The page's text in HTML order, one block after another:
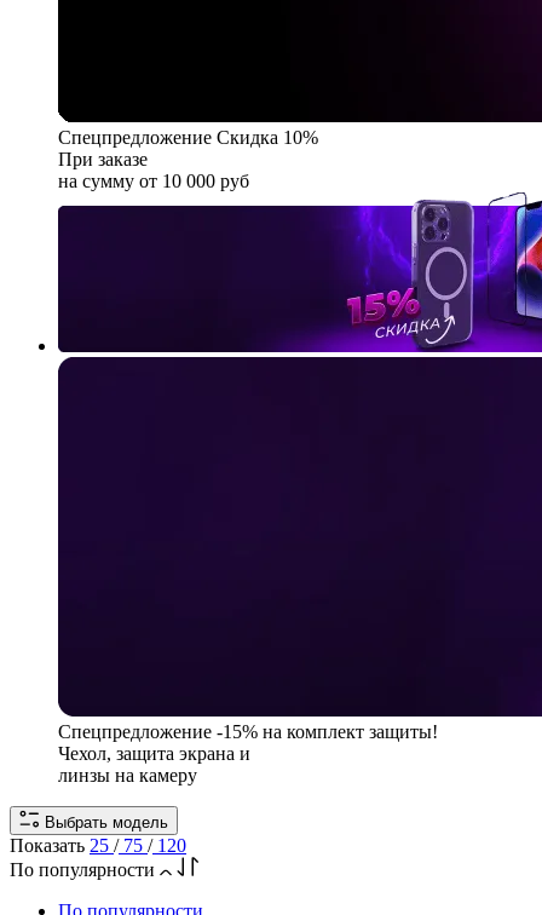
Спецпредложение Скидка 10%
При заказе
на сумму от 10 000 руб
Спецпредложение -15% на комплект защиты!
Чехол, защита экрана и
линзы на камеру
Выбрать модель
Показать 25 / 75 / 120
По популярности